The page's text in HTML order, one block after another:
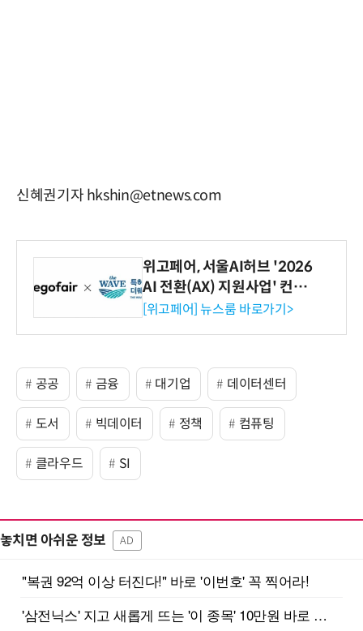
신혜권기자 hkshin@etnews.com
위고페어, 서울AI허브 '2026
AI 전환(AX) 지원사업' 컨소
시엄 선정
[위고페어] 뉴스룸 바로가기>
공공 금융 대기업 데이터센터
도서 빅데이터 정책 컴퓨팅
클라우드 SI
놓치면 아쉬운 정보 AD